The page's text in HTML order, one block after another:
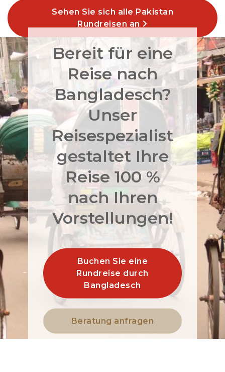
Sehen Sie sich alle Pakistan
Rundreisen an
Bereit für eine
Reise nach
Bangladesch?
Unser
Reisespezialist
gestaltet Ihre
Reise 100 %
nach Ihren
Vorstellungen!
Buchen Sie eine
Rundreise durch
Bangladesch
Beratung anfragen